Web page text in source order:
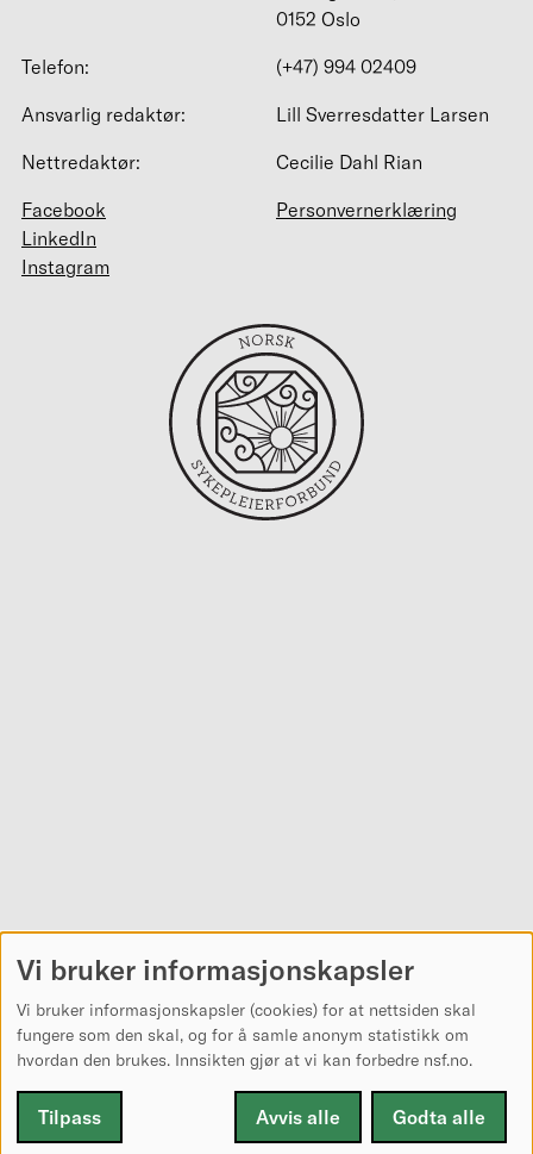
0152 Oslo
Telefon:
(+47) 994 02409
Ansvarlig redaktør:
Lill Sverresdatter Larsen
Nettredaktør:
Cecilie Dahl Rian
Facebook
LinkedIn
Instagram
Personvernerklæring
Vi bruker informasjonskapsler
Vi bruker informasjonskapsler (cookies) for at nettsiden skal
fungere som den skal, og for å samle anonym statistikk om
hvordan den brukes. Innsikten gjør at vi kan forbedre nsf.no.
Tilpass Avvis alle Godta alle